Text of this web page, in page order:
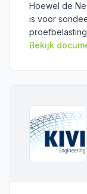
Hoewel de
is voor
opleveren. Er
Bekijk